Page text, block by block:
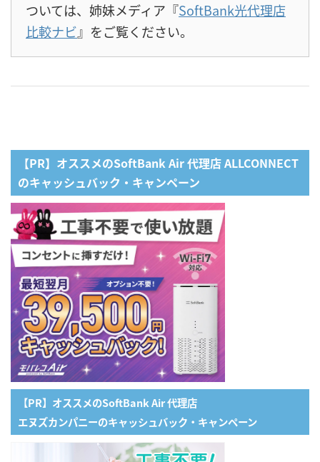
ついては、姉妹メディア『SoftBank光代理店
比較ナビ』をご覧ください。
【PR】オススメのSoftBank Air 代理店 ALLCONNECT
のキャッシュバック・キャンペーン
【PR】オススメのSoftBank Air 代理店
エヌズカンパニーのキャッシュバック・キャンペーン